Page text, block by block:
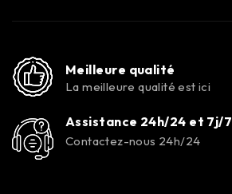
Meilleure qualité
La meilleure qualité est ici
Assistance 24h/24 et 7j/7
Contactez-nous 24h/24